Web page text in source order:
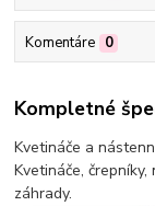
Komentáre 0
Kompletné
Kvetináče a
Kvetináče,
záhrady.